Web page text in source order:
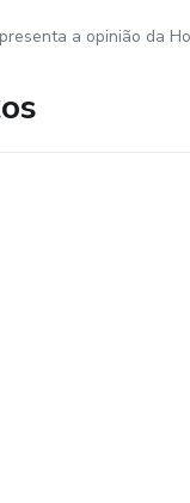
a opinião da